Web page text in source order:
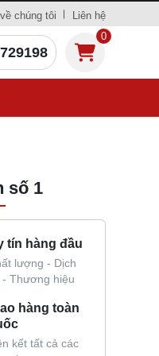
chúng tôi Liên hệ
0
số 1
tín hàng đầu
lượng - Dịch
- Thương hiệu
hàng toàn
kết tất cả các